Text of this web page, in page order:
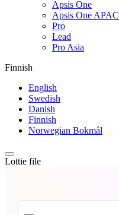
Apsis One
Apsis One APAC
Pro
Lead
Pro Asia
Finnish
English
Swedish
Danish
Finnish
Norwegian Bokmål
Lottie file